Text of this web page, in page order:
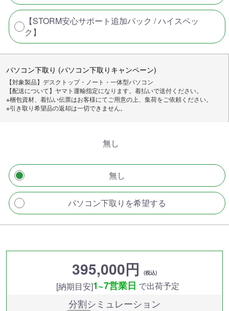
【STORM安心サポート追加パック / ハイスペッ
ク】
パソコン下取り (パソコン下取りキャンペーン)
【対象製品】デスクトップ・ノート・一体型パソコン
【配送について】ヤマト運輸指定になります。着払いで送付ください。
※梱包資材、着払い伝票はお客様にてご用意の上、集荷をご依頼ください。
※引き取り希望品の返却は一切できません。
無し
無し
パソコン下取りを希望する
395,000円 (税込)
[納期目安]1~7営業日 で出荷予定
分割シミュレーション